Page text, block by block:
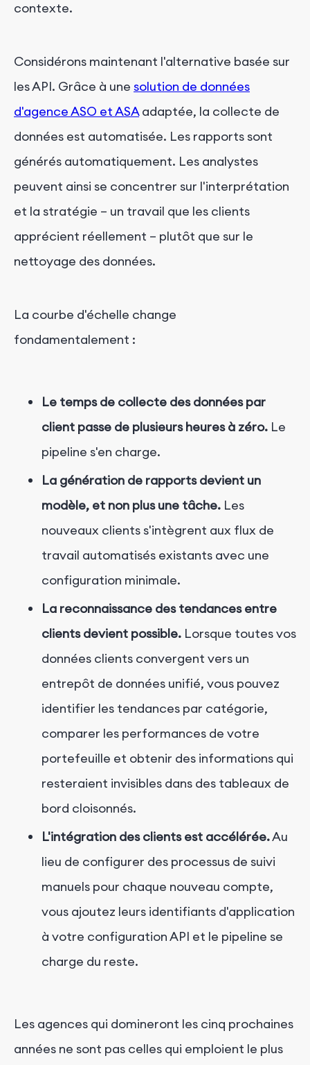
contexte.
Considérons maintenant l'alternative basée sur
les API. Grâce à une solution de données
d'agence ASO et ASAadaptée, la collecte de
données est automatisée. Les rapports sont
générés automatiquement. Les analystes
peuvent ainsi se concentrer sur l'interprétation
et la stratégie – un travail que les clients
apprécient réellement – plutôt que sur le
nettoyage des données.
La courbe d'échelle change
fondamentalement :
Le temps de collecte des données par
client passe de plusieurs heures à zéro. Le
pipeline s'en charge.
La génération de rapports devient un
modèle, et non plus une tâche. Les
nouveaux clients s'intègrent aux flux de
travail automatisés existants avec une
configuration minimale.
La reconnaissance des tendances entre
clients devient possible. Lorsque toutes vos
données clients convergent vers un
entrepôt de données unifié, vous pouvez
identifier les tendances par catégorie,
comparer les performances de votre
portefeuille et obtenir des informations qui
resteraient invisibles dans des tableaux de
bord cloisonnés.
L'intégration des clients est accélérée.Au
lieu de configurer des processus de suivi
manuels pour chaque nouveau compte,
vous ajoutez leurs identifiants d'application
à votre configuration API et le pipeline se
charge du reste.
Les agences qui domineront les cinq prochaines
années ne sont pas celles qui emploient le plus